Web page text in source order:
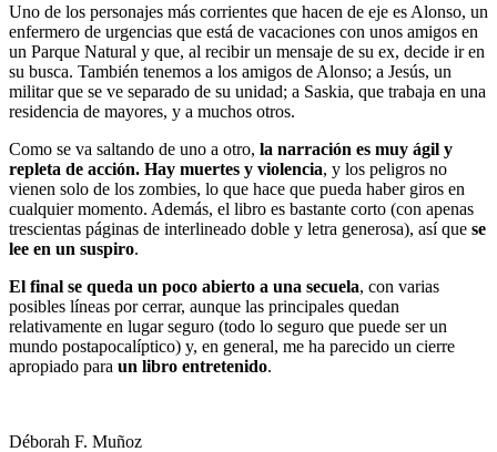
Uno de los personajes más corrientes que hacen de eje es Alonso, un
enfermero de urgencias que está de vacaciones con unos amigos en
un Parque Natural y que, al recibir un mensaje de su ex, decide ir en
su busca. También tenemos a los amigos de Alonso; a Jesús, un
militar que se ve separado de su unidad; a Saskia, que trabaja en una
residencia de mayores, y a muchos otros.
Como se va saltando de uno a otro, la narración es muy ágil y
repleta de acción. Hay muertes y violencia, y los peligros no
vienen solo de los zombies, lo que hace que pueda haber giros en
cualquier momento. Además, el libro es bastante corto (con apenas
trescientas páginas de interlineado doble y letra generosa), así que se
lee en un suspiro.
El final se queda un poco abierto a una secuela, con varias
posibles líneas por cerrar, aunque las principales quedan
relativamente en lugar seguro (todo lo seguro que puede ser un
mundo postapocalíptico) y, en general, me ha parecido un cierre
apropiado para un libro entretenido.
Déborah F. Muñoz